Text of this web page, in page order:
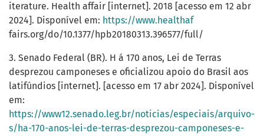
iterature. Health affair [internet]. 2018 [acesso em 12 abr
2024]. Disponível em: https://www.healthaf
fairs.org/do/10.1377/hpb20180313.396577/full/
3. Senado Federal (BR). H á 170 anos, Lei de Terras
desprezou camponeses e oficializou apoio do Brasil aos
latifúndios [internet]. [acesso em 17 abr 2024]. Disponível
em:
https://www12.senado.leg.br/noticias/especiais/arquivo-
s/ha-170-anos-lei-de-terras-desprezou-camponeses-e-